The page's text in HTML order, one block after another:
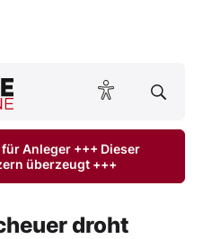
ONLINE lesen
Anleger +++ Dieser
überzeugt +++
droht